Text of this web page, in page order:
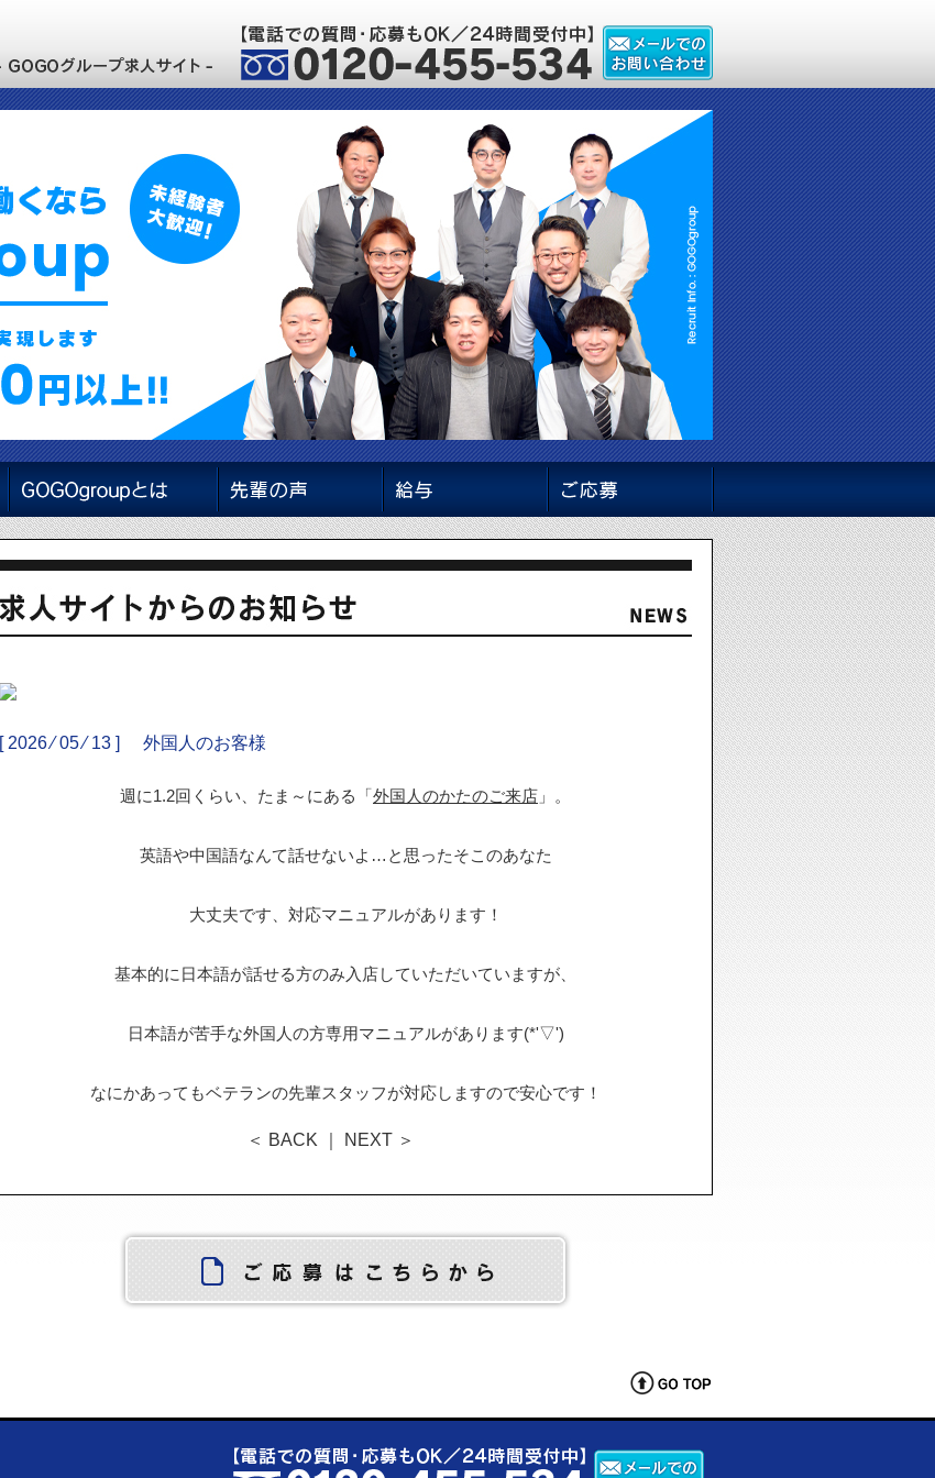
[ 2026 ⁄ 05 ⁄ 13 ] 外国人のお客様
週に1.2回くらい、たま～にある「外国人のかたのご来店 」。
英語や中国語なんて話せないよ…と思ったそこのあなた
大丈夫です、対応マニュアルがあります！
基本的に日本語が話せる方のみ入店していただいていますが、
日本語が苦手な外国人の方専用マニュアルがあります(*'▽')
なにかあってもベテランの先輩スタッフが対応しますので安心です！
＜ BACK NEXT ＞